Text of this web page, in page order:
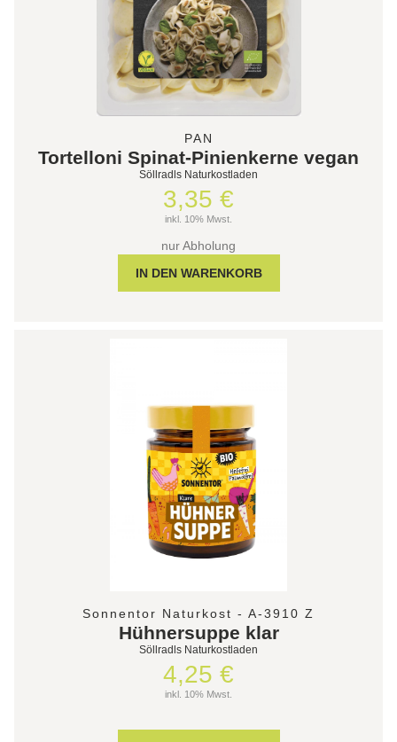
PAN
Tortelloni Spinat-Pinienkerne vegan
Söllradls Naturkostladen
3,35 €
inkl. 10% Mwst.
nur Abholung
Sonnentor Naturkost - A-3910 Z
Hühnersuppe klar
Söllradls Naturkostladen
4,25 €
inkl. 10% Mwst.